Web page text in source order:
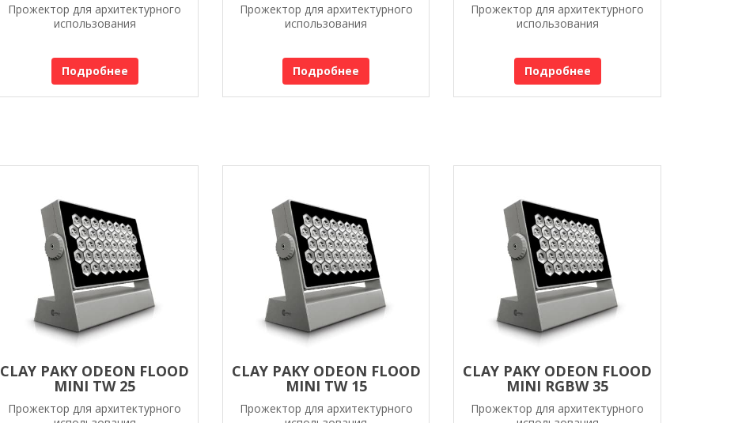
Прожектор для архитектурного
использования
Подробнее
Прожектор для архитектурного
использования
Подробнее
Прожектор для архитектурного
использования
Подробнее
CLAY PAKY ODEON FLOOD
MINI TW 25
Прожектор для архитектурного
CLAY PAKY ODEON FLOOD
MINI TW 15
Прожектор для архитектурного
CLAY PAKY ODEON FLOOD
MINI RGBW 35
Прожектор для архитектурного